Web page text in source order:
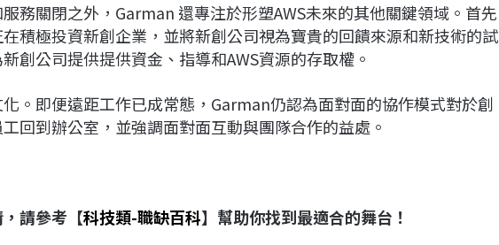
務關閉之外，Garman 還專注於形塑AWS未來的其他關鍵領域。首先
積極投資新創企業，並將新創公司視為寶貴的回饋來源和新技術的試
創公司提供提供資金、指導和AWS資源的存取權。
。即便遠距工作已成常態，Garman仍認為面對面的協作模式對於創
回到辦公室，並強調面對面互動與團隊合作的益處。
請參考【科技類-職缺百科】幫助你找到最適合的舞台！